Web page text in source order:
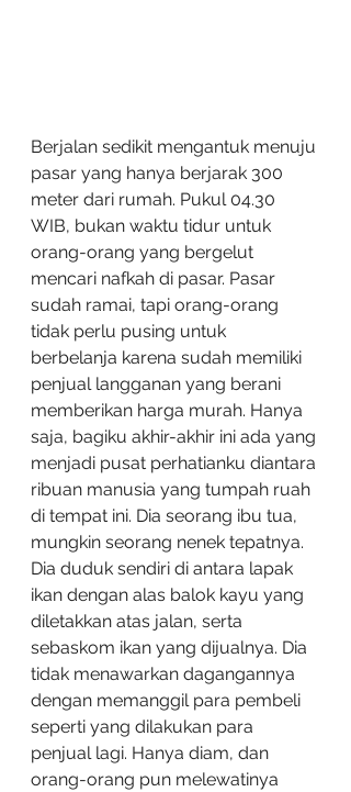
Berjalan sedikit mengantuk menuju
pasar yang hanya berjarak 300
meter dari rumah. Pukul 04.30
WIB, bukan waktu tidur untuk
orang-orang yang bergelut
mencari nafkah di pasar. Pasar
sudah ramai, tapi orang-orang
tidak perlu pusing untuk
berbelanja karena sudah memiliki
penjual langganan yang berani
memberikan harga murah. Hanya
saja, bagiku akhir-akhir ini ada yang
menjadi pusat perhatianku diantara
ribuan manusia yang tumpah ruah
di tempat ini. Dia seorang ibu tua,
mungkin seorang nenek tepatnya.
Dia duduk sendiri di antara lapak
ikan dengan alas balok kayu yang
diletakkan atas jalan, serta
sebaskom ikan yang dijualnya. Dia
tidak menawarkan dagangannya
dengan memanggil para pembeli
seperti yang dilakukan para
penjual lagi. Hanya diam, dan
orang-orang pun melewatinya